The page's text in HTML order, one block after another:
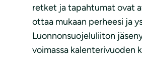
retket ja tapahtumat ovat
ottaa mukaan perheesi ja
Luonnonsuojeluliiton
voimassa kalenterivuoden